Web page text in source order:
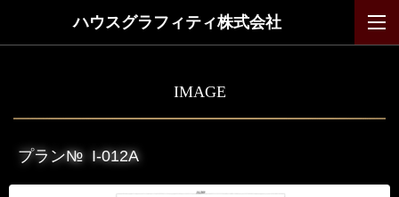
ハウスグラフィティ株式会社
IMAGE
プラン№ I-012A